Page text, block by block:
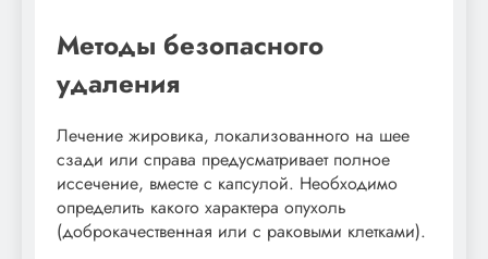
Методы безопасного
удаления
Лечение жировика, локализованного на шее
сзади или справа предусматривает полное
иссечение, вместе с капсулой. Необходимо
определить какого характера опухоль
(доброкачественная или с раковыми клетками).